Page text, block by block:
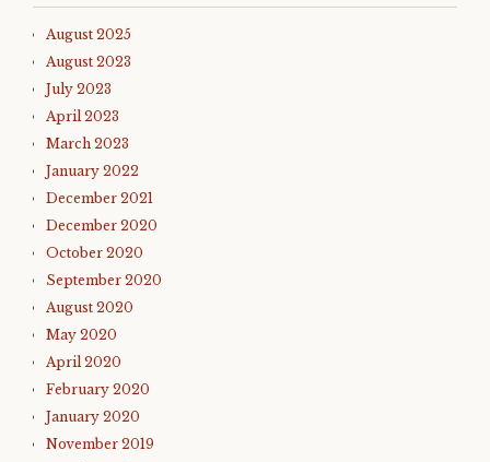
August 2025
August 2023
July 2023
April 2023
March 2023
January 2022
December 2021
December 2020
October 2020
September 2020
August 2020
May 2020
April 2020
February 2020
January 2020
November 2019